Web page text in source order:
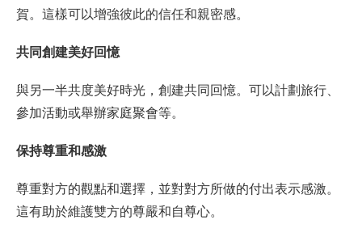
賀。這樣可以增強彼此的信任和親密感。
共同創建美好回憶
與另一半共度美好時光，創建共同回憶。可以計劃旅行、
參加活動或舉辦家庭聚會等。
保持尊重和感激
尊重對方的觀點和選擇，並對對方所做的付出表示感激。
這有助於維護雙方的尊嚴和自尊心。